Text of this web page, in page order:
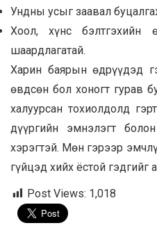
Ундны усыг заавал
Хоол, хүнс бэлтгэхийн
шаардлагатай.
Харин баярын өдрүүдэд
өвдсөн бол хоногт гурав
халуурсан тохиолдолд
дүүргийн эмнэлэгт
хэрэгтэй. Мөн гэрээр
гүйцэд хийх ёстой гэдгийг
Post Views: 1,018